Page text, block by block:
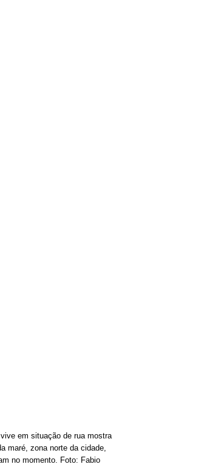
em situação de rua mostra
maré, zona norte da cidade,
no momento. Foto: Fabio